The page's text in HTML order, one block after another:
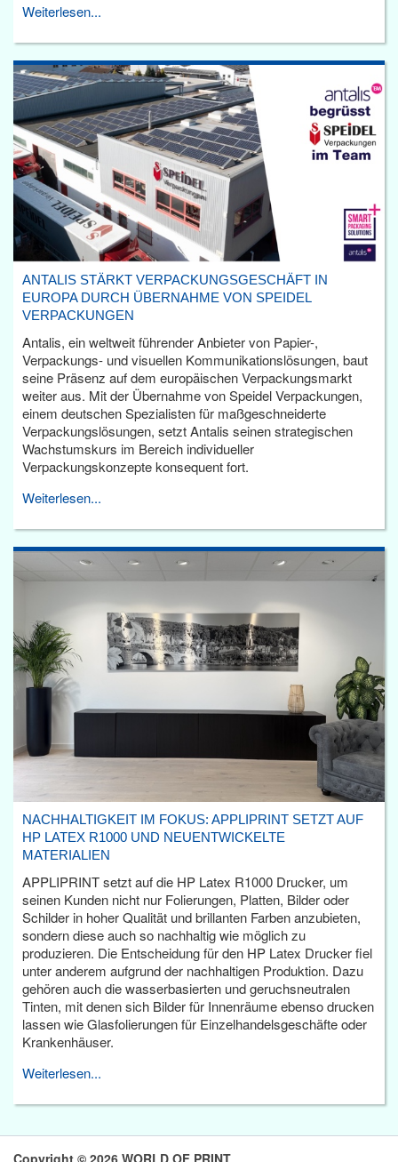
Weiterlesen...
ANTALIS STÄRKT VERPACKUNGSGESCHÄFT IN
EUROPA DURCH ÜBERNAHME VON SPEIDEL
VERPACKUNGEN
Antalis, ein weltweit führender Anbieter von Papier-,
Verpackungs- und visuellen Kommunikationslösungen, baut
seine Präsenz auf dem europäischen Verpackungsmarkt
weiter aus. Mit der Übernahme von Speidel Verpackungen,
einem deutschen Spezialisten für maßgeschneiderte
Verpackungslösungen, setzt Antalis seinen strategischen
Wachstumskurs im Bereich individueller
Verpackungskonzepte konsequent fort.
Weiterlesen...
NACHHALTIGKEIT IM FOKUS: APPLIPRINT SETZT AUF
HP LATEX R1000 UND NEUENTWICKELTE
MATERIALIEN
APPLIPRINT setzt auf die HP Latex R1000 Drucker, um
seinen Kunden nicht nur Folierungen, Platten, Bilder oder
Schilder in hoher Qualität und brillanten Farben anzubieten,
sondern diese auch so nachhaltig wie möglich zu
produzieren. Die Entscheidung für den HP Latex Drucker fiel
unter anderem aufgrund der nachhaltigen Produktion. Dazu
gehören auch die wasserbasierten und geruchsneutralen
Tinten, mit denen sich Bilder für Innenräume ebenso drucken
lassen wie Glasfolierungen für Einzelhandelsgeschäfte oder
Krankenhäuser.
Weiterlesen...